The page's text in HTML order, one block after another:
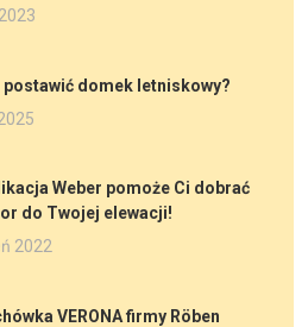
postawić domek letniskowy?
Weber pomoże Ci dobrać
do Twojej elewacji!
2022
VERONA firmy Röben